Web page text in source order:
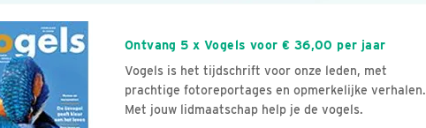
Ontvang 5 x Vogels voor € 36,00 per jaar
Vogels is het tijdschrift voor onze leden, met
prachtige fotoreportages en opmerkelijke verhalen.
Met jouw lidmaatschap help je de vogels.